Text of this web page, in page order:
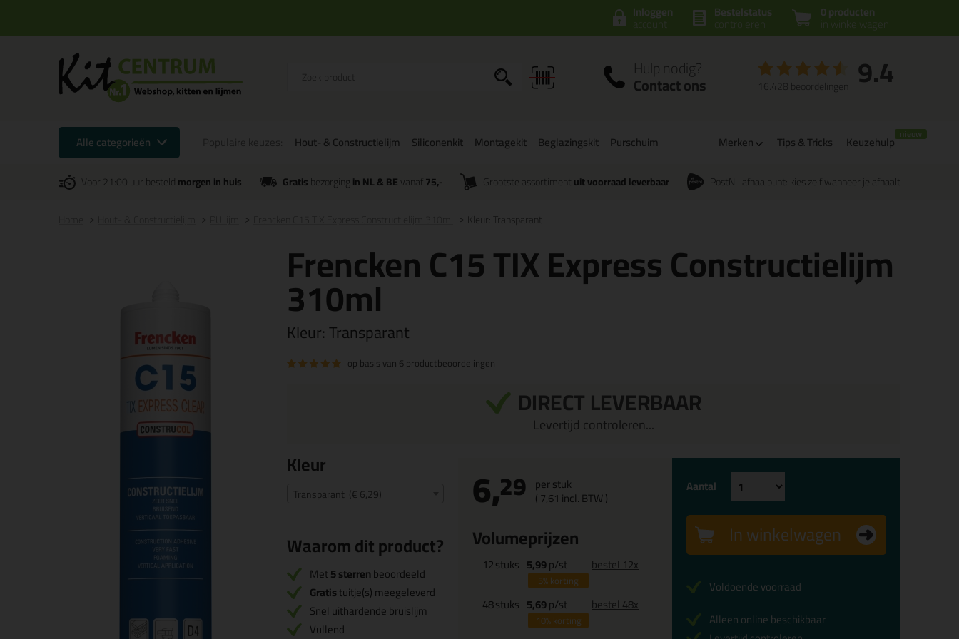
0 producten
in winkelwagen
Bestelstatus
controleren
Inloggen
account
Hulp nodig?
Contact ons 9.4
16.428 beoordelingen
Alle categorieën Hout- & Constructielijm Siliconenkit Montagekit Beglazingskit Purschuim Merken Tips & Tricks Keuzehulp
Voor 21:00 uur besteldmorgen in huis Gratisbezorgingin NL & BEvanaf 75,- Grootste assortiment uit voorraad leverbaar PostNL afhaalpunt: kies zelf wanneer je afhaalt
Kleur: Transparant
Frencken C15 TIX Express Constructielijm
310ml
Kleur:Transparant
op basis van 6 productbeoordelingen
DIRECT LEVERBAAR
Levertijd controleren...
Kleur
Transparant (€ 6,29)
Waarom dit product?
Met5 sterrenbeoordeeld
Gratistuitje(s) meegeleverd
Snel uithardende bruislijm
Vullend
6,29 per stuk
(7,61 incl. BTW )
Volumeprijzen
12stuks 5,99p/st
5%korting
bestel 12x
48stuks 5,69p/st
10%korting
bestel 48x
Aantal
In winkelwagen
Voldoende voorraad
Alleen online beschikbaar